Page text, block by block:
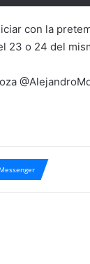
con la
23 o 24 del
Messenger